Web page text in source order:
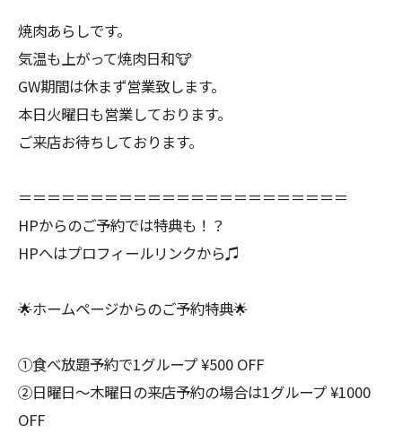
焼肉あらしです。
気温も上がって焼肉日和🐮
GW期間は休まず営業致します。
本日火曜日も営業しております。
ご来店お待ちしております。
＝＝＝＝＝＝＝＝＝＝＝＝＝＝＝＝＝＝＝＝＝＝＝
HPからのご予約では特典も！？
HPへはプロフィールリンクから♫
🌟ホームページからのご予約特典🌟
①食べ放題予約で1グループ ¥500 OFF
②日曜日〜木曜日の来店予約の場合は1グループ ¥1000
OFF